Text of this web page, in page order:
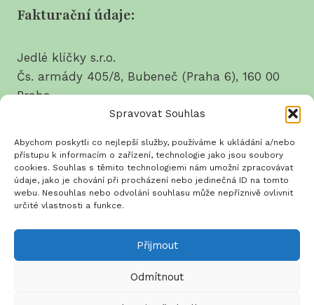
Spravovat Souhlas
Abychom poskytli co nejlepší služby, používáme k ukládání a/nebo
přístupu k informacím o zařízení, technologie jako jsou soubory
cookies. Souhlas s těmito technologiemi nám umožní zpracovávat
údaje, jako je chování při procházení nebo jedinečná ID na tomto
webu. Nesouhlas nebo odvolání souhlasu může nepříznivě ovlivnit
určité vlastnosti a funkce.
Přijmout
Odmítnout
Fakturační údaje:
Jedlé klíčky s.r.o.
Čs. armády 405/8, Bubeneč (Praha 6), 160 00
Praha
IČO: 03639550
DIČ: CZ03639550
Zásady cookies